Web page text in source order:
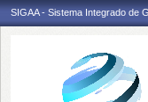
SIGAA - Sistema Integrado de